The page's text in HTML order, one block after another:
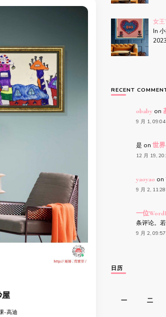
屋
-高迪
女
In
RECENT
obabyon
9 月 1, 09:04
是 on 世
12 月 19,
yaoyao on
9 月 2, 11:28
一位
条评论。
9 月 2, 09:57
日历
一
二